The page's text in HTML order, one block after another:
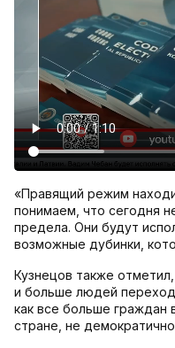
«Правящий режим
понимаем, что сегодня
предела. Они будут
возможные дубинки,
Кузнецов также
и больше людей
как все больше граждан
стране, не